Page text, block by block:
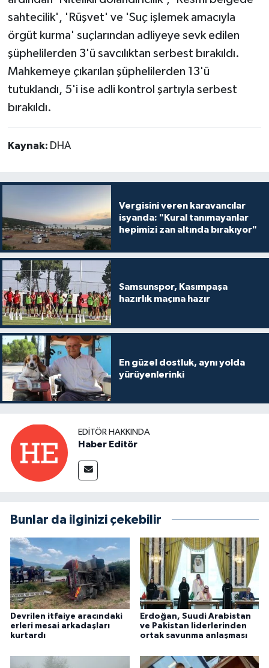
sahtecilik', 'Rüşvet' ve 'Suç işlemek amacıyla
örgüt kurma' suçlarından adliyeye sevk edilen
şüphelilerden 3'ü savcılıktan serbest bırakıldı.
Mahkemeye çıkarılan şüphelilerden 13'ü
tutuklandı, 5'i ise adli kontrol şartıyla serbest
bırakıldı.
Kaynak: DHA
Vergisini veren karavancılar
isyanda: "Kural tanımayanlar
hepimizi zan altında bırakıyor"
Samsunspor, Kasımpaşa
hazırlık maçına hazır
En güzel dostluk, aynı yolda
yürüyenlerinki
EDITÖR HAKKINDA
Haber Editör
Bunlar da ilginizi çekebilir
Devrilen itfaiye aracındaki
erleri mesai arkadaşları
kurtardı
Erdoğan, Suudi Arabistan
ve Pakistan liderlerinden
ortak savunma anlaşması